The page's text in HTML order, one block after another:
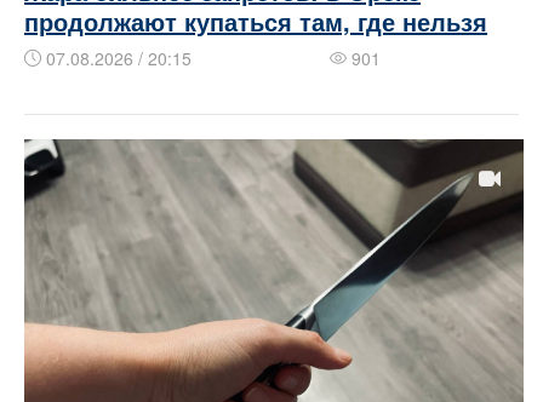
продолжают купаться там, где нельзя
07.08.2026 / 20:15 901